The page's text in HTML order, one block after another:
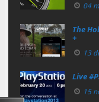
04
The
+
13
Live
15